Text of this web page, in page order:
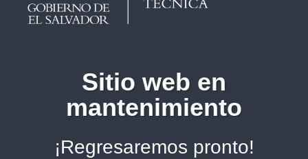
Sitio web en
mantenimiento
¡Regresaremos pronto!